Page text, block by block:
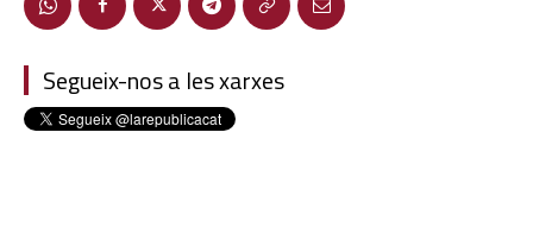
Segueix-nos a les xarxes